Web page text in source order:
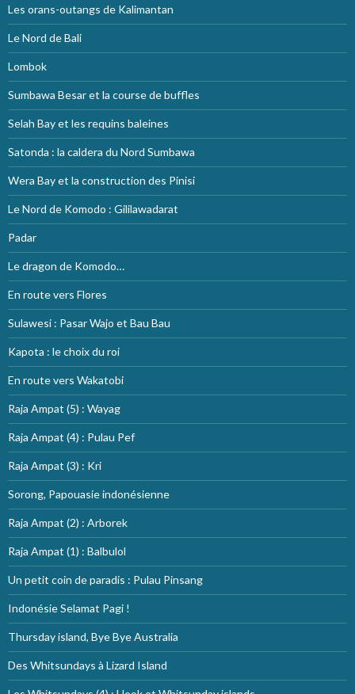
Les orans-outangs de Kalimantan
Le Nord de Bali
Lombok
Sumbawa Besar et la course de buffles
Selah Bay et les requins baleines
Satonda : la caldera du Nord Sumbawa
Wera Bay et la construction des Pinisi
Le Nord de Komodo : Gililawadarat
Padar
Le dragon de Komodo…
En route vers Flores
Sulawesi : Pasar Wajo et Bau Bau
Kapota : le choix du roi
En route vers Wakatobi
Raja Ampat (5) : Wayag
Raja Ampat (4) : Pulau Pef
Raja Ampat (3) : Kri
Sorong, Papouasie indonésienne
Raja Ampat (2) : Arborek
Raja Ampat (1) : Balbulol
Un petit coin de paradis : Pulau Pinsang
Indonésie Selamat Pagi !
Thursday island, Bye Bye Australia
Des Whitsundays à Lizard Island